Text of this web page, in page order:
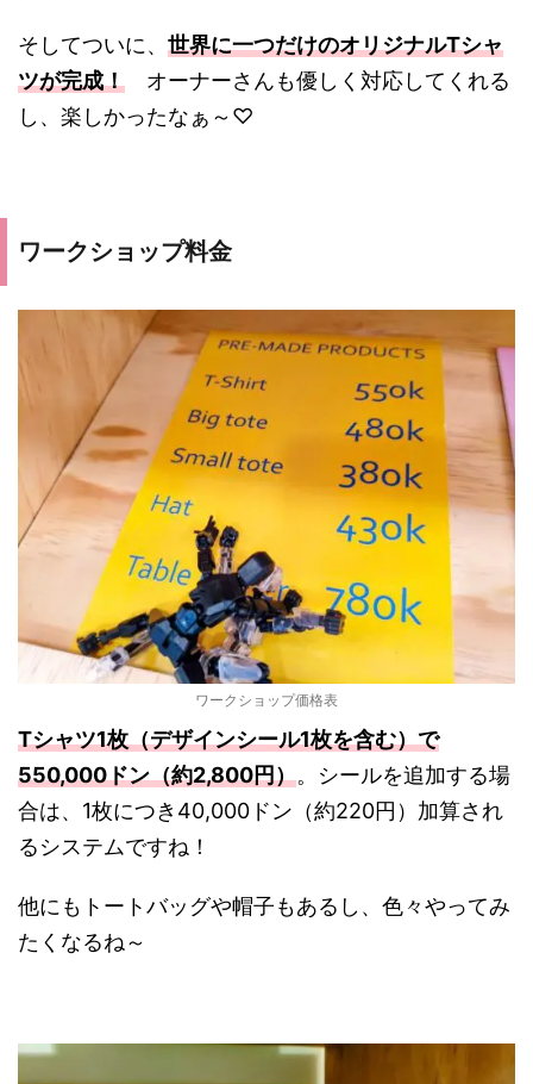
そしてついに、 世界に一つだけのオリジナルTシャ
ツが完成！ オーナーさんも優しく対応してくれる
し、楽しかったなぁ～♡
ワークショップ料金
ワークショップ価格表
Tシャツ1枚（デザインシール1枚を含む）で
550,000ドン（約2,800円）。シールを追加する場
合は、 1枚につき40,000ドン（約220円）加算され
るシステムですね！
他にもトートバッグや帽子もあるし、色々やってみ
たくなるね～